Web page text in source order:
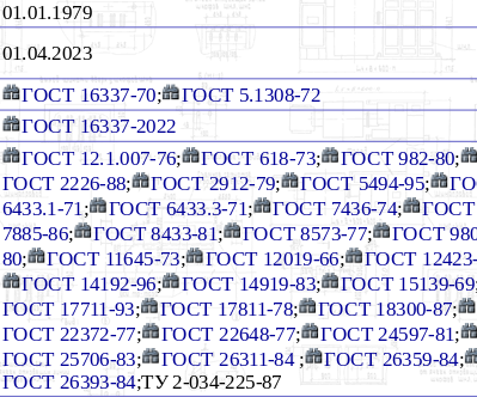
01.01.1979
01.04.2023
ГОСТ 16337-70;
ГОСТ 5.1308-72
ГОСТ 16337-2022
ГОСТ 12.1.007-76; ГОСТ 618-73; ГОСТ 982-80;
ГОСТ 2226-88; ГОСТ 2912-79; ГОСТ 5494-95;
6433.1-71 ; ГОСТ 6433.3-71; ГОСТ 7436-74; ГОСТ
7885-86; ГОСТ 8433-81; ГОСТ 8573-77; ГОСТ
80; ГОСТ 11645-73; ГОСТ 12019-66; ГОСТ
ГОСТ 14192-96; ГОСТ 14919-83; ГОСТ 15139-69
ГОСТ 17711-93; ГОСТ 17811-78; ГОСТ 18300-87;
ГОСТ 22372-77; ГОСТ 22648-77; ГОСТ 24597-81;
ГОСТ 25706-83; ГОСТ 26311-84; ГОСТ 26359-84;
ГОСТ 26393-84;ТУ 2-034-225-87